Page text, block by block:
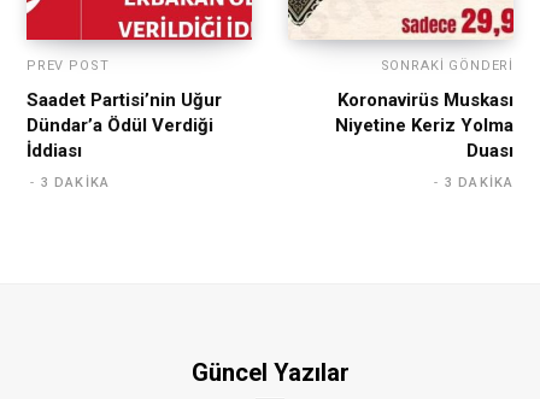
PREV POST
Saadet Partisi’nin Uğur
Dündar’a Ödül Verdiği
İddiası
3 DAKIKA
SONRAKI GÖNDERI
Koronavirüs Muskası
Niyetine Keriz Yolma
Duası
3 DAKIKA
Güncel Yazılar